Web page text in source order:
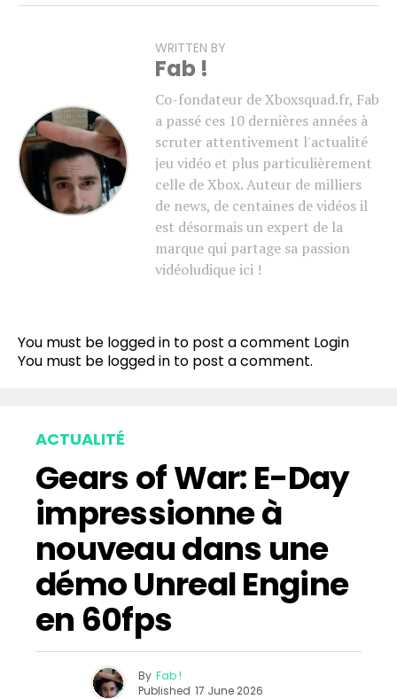
WRITTEN BY
Fab !
Co-fondateur de Xboxsquad.fr, Fab
a passé ces 10 dernières années à
scruter attentivement l'actualité
jeu vidéo et plus particulièrement
celle de Xbox. Auteur de milliers
de news, de centaines de vidéos il
est désormais un expert de la
marque qui partage sa passion
vidéoludique ici !
You must be logged in to post a comment Login
You must be logged in to post a comment.
ACTUALITÉ
Gears of War: E-Day
impressionne à
nouveau dans une
démo Unreal Engine
en 60fps
By Fab !
Published 17 June 2026